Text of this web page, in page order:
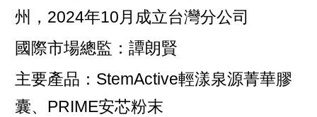
州，2024年10月成立台灣分公司
國際市場總監：譚朗賢
主要產品：StemActive輕漾泉源菁華膠
囊、PRIME安芯粉末